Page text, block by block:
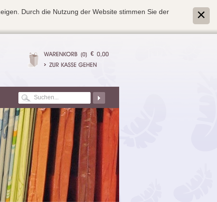
Durch die Nutzung der Website stimmen Sie der
€